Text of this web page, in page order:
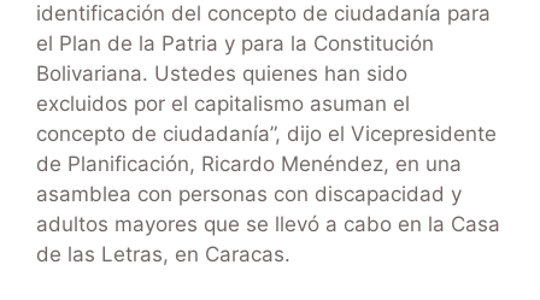
identificación del concepto de ciudadanía para
el Plan de la Patria y para la Constitución
Bolivariana. Ustedes quienes han sido
excluidos por el capitalismo asuman el
concepto de ciudadanía”, dijo el Vicepresidente
de Planificación, Ricardo Menéndez, en una
asamblea con personas con discapacidad y
adultos mayores que se llevó a cabo en la Casa
de las Letras, en Caracas.